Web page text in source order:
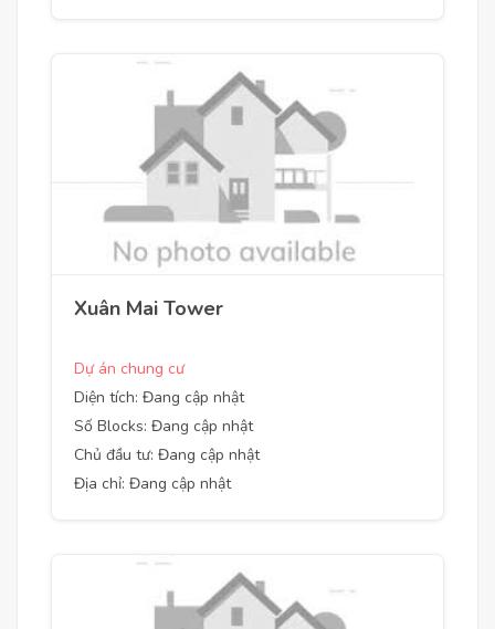
Xuân Mai Tower
Dự án chung cư
Diện tích: Đang cập nhật
Số Blocks: Đang cập nhật
Chủ đầu tư: Đang cập nhật
Địa chỉ: Đang cập nhật